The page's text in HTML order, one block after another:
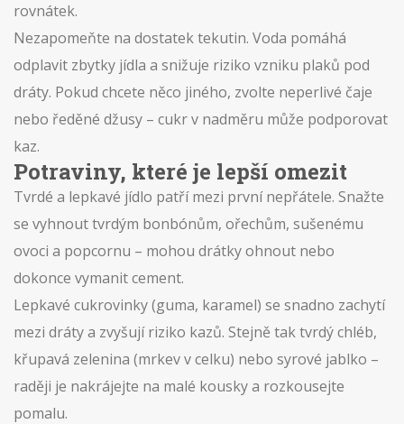
rovnátek.
Nezapomeňte na dostatek tekutin. Voda pomáhá
odplavit zbytky jídla a snižuje riziko vzniku plaků pod
dráty. Pokud chcete něco jiného, zvolte neperlivé čaje
nebo ředěné džusy – cukr v nadměru může podporovat
kaz.
Potraviny, které je lepší omezit
Tvrdé a lepkavé jídlo patří mezi první nepřátele. Snažte
se vyhnout tvrdým bonbónům, ořechům, sušenému
ovoci a popcornu – mohou drátky ohnout nebo
dokonce vymanit cement.
Lepkavé cukrovinky (guma, karamel) se snadno zachytí
mezi dráty a zvyšují riziko kazů. Stejně tak tvrdý chléb,
křupavá zelenina (mrkev v celku) nebo syrové jablko –
raději je nakrájejte na malé kousky a rozkousejte
pomalu.